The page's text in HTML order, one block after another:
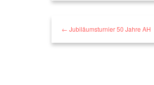
← Jubiläumsturnier 50 Jahre AH